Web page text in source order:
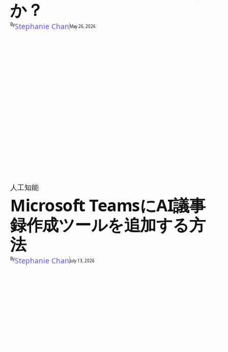
か？
ByStephanie ChanMay 26, 2026
人工知能
Microsoft TeamsにAI議事
録作成ツールを追加する方
法
ByStephanie ChanJuly 13, 2026